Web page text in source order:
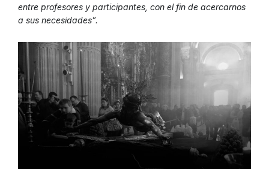
entre profesores y participantes, con el fin de acercarnos
a sus necesidades”.